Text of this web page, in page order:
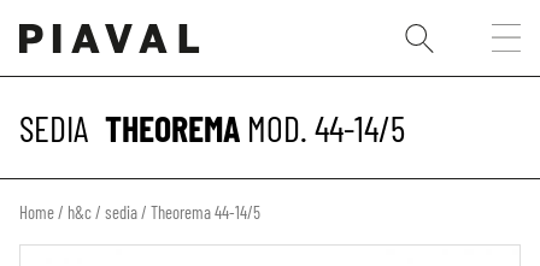
SEDIA THEOREMA MOD. 44-14/5
Home/ h&c/ sedia/ Theorema 44-14/5